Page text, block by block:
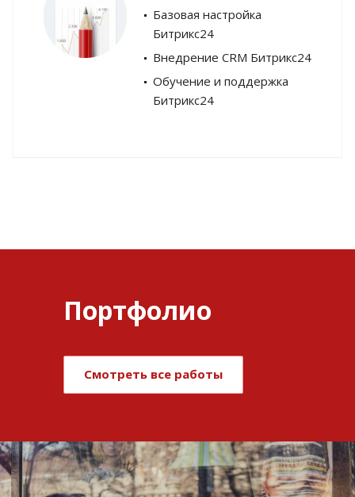
Базовая настройка
Битрикс24
Внедрение CRM Битрикс24
Обучение и поддержка
Битрикс24
Портфолио
Смотреть все работы